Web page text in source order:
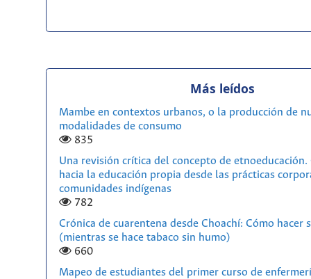
Más leídos
Mambe en contextos urbanos, o la producción de
modalidades de consumo
835
Una revisión crítica del concepto de etnoeducación.
hacia la educación propia desde las prácticas
comunidades indígenas
782
Crónica de cuarentena desde Choachí: Cómo hacer
(mientras se hace tabaco sin humo)
660
Mapeo de estudiantes del primer curso de